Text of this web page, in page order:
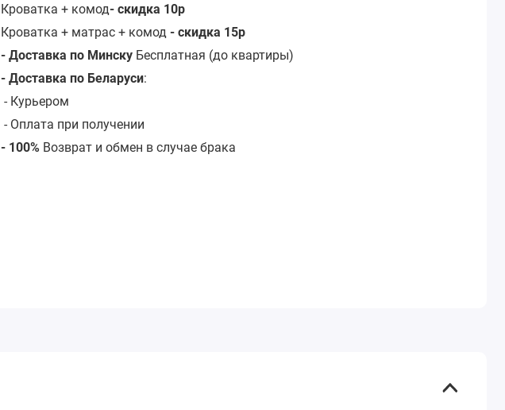
Кроватка + комод- скидка 10р
Кроватка + матрас + комод - скидка 15р
- Доставка по МинскуБесплатная (до квартиры)
- Доставка по Беларуси:
- Курьером
- Оплата при получении
- 100% Возврат и обмен в случае брака